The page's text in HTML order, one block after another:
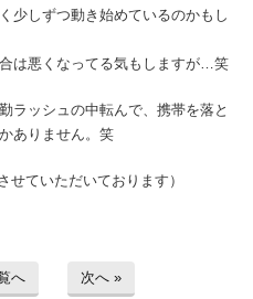
少しずつ動き始めているのかもし
は悪くなってる気もしますが…笑
ラッシュの中転んで、携帯を落と
ありません。笑
ていただいております）
へ 次へ »